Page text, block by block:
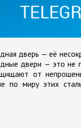
дверь — её
двери — это не
от
по миру этих